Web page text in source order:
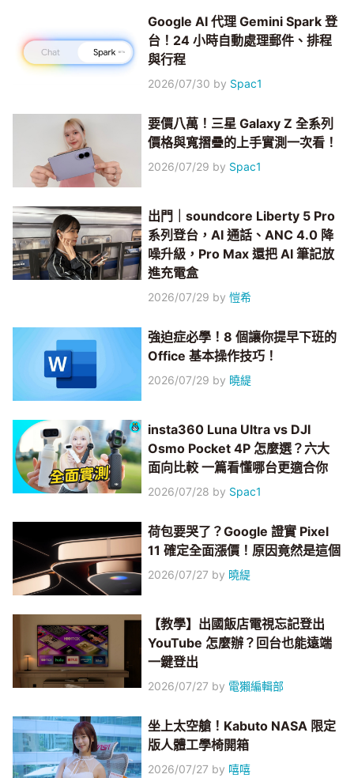
Google AI 代理 Gemini Spark 登
台！24 小時自動處理郵件、排程
與行程
2026/07/30 by Spac1
要價八萬！三星 Galaxy Z 全系列
價格與寬摺疊的上手實測一次看！
2026/07/29 by Spac1
出門｜soundcore Liberty 5 Pro
系列登台，AI 通話、ANC 4.0 降
噪升級，Pro Max 還把 AI 筆記放
進充電盒
2026/07/29 by愷希
強迫症必學！8 個讓你提早下班的
Office 基本操作技巧！
2026/07/29 by 曉緹
insta360 Luna Ultra vs DJI
Osmo Pocket 4P 怎麼選？六大
面向比較 一篇看懂哪台更適合你
2026/07/28 by Spac1
荷包要哭了？Google 證實 Pixel
11 確定全面漲價！原因竟然是這個
2026/07/27 by 曉緹
【教學】出國飯店電視忘記登出
YouTube 怎麼辦？回台也能遠端
一鍵登出
2026/07/27 by 電獺編輯部
坐上太空艙！Kabuto NASA 限定
版人體工學椅開箱
2026/07/27 by 嘻嘻